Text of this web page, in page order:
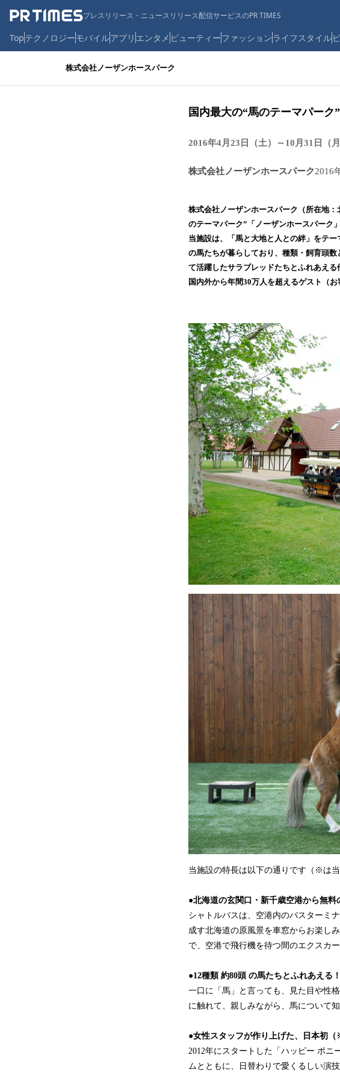
プレスリリース・ニュースリリース配信サービスのPR TIMES
Topテクノロジーモバイルアプリ エンタメ ビューティーファッションライフスタイル
株式会社ノーザンホースパーク
国内最大の“馬のテーマパー
2016年4月23日（土）～10月31日（
株式会社ノーザンホースパーク2016
株式会社ノーザンホースパーク（所在地
のテーマパーク”「ノーザンホースパーク
当施設は、「馬と大地と人との絆」をテ
の馬たちが暮らしており、種類・飼育頭
て活躍したサラブレッドたちとふれあえ
国内外から年間30万人を超えるゲスト（お
当施設の特長は以下の通りです（※は当
●北海道の玄関口・新千歳空港から無料
シャトルバスは、空港内のバスターミ
成す北海道の原風景を車窓からお楽し
で、空港で飛行機を待つ間のエクスカ
●12種類 約80頭 の馬たちとふれあえ
一口に「馬」と言っても、見た目や性
に触れて、親しみながら、馬について
●女性スタッフが作り上げた、日本初
2012年にスタートした「ハッピー ポニ
ムとともに、日替わりで愛くるしい演